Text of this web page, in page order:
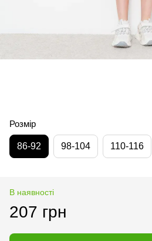
Розмір
86-92 98-104 110-116
В наявності
207 грн